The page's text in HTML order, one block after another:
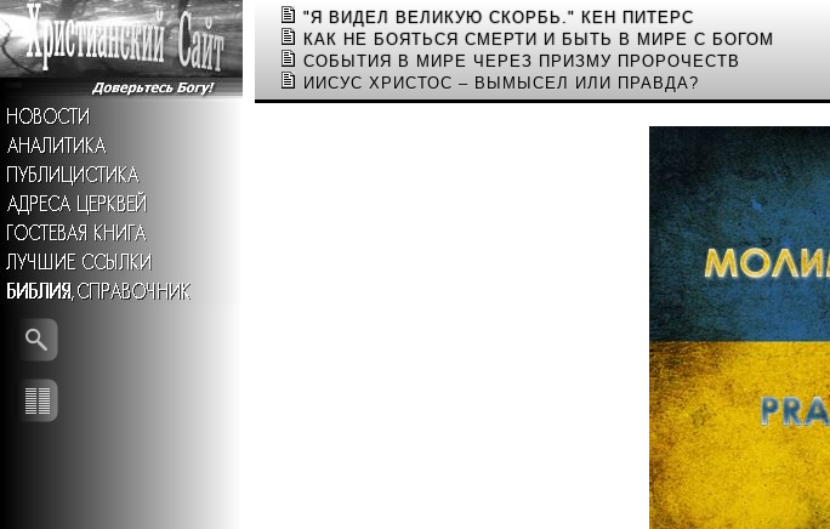
"Я ВИДЕЛ ВЕЛИКУЮ СКОРБЬ." КЕН ПИТЕРС
КАК НЕ БОЯТЬСЯ СМЕРТИ И БЫТЬ В МИРЕ С БОГОМ
СОБЫТИЯ В МИРЕ ЧЕРЕЗ ПРИЗМУ ПРОРОЧЕСТВ
ИИСУС ХРИСТОС – ВЫМЫСЕЛ ИЛИ ПРАВДА?